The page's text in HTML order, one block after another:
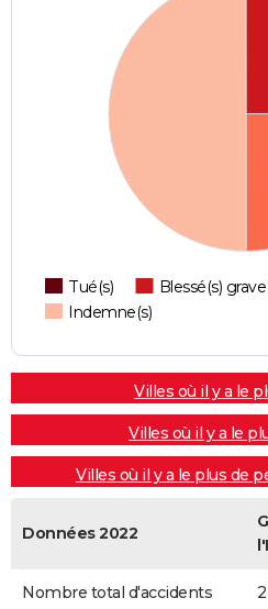
Tué(s) Blessé(s)
Indemne(s)
Villes où il y a le
Villes où il y a le
Villes où il y a le plus de
Données 2022
Nombre total d'accidents 2